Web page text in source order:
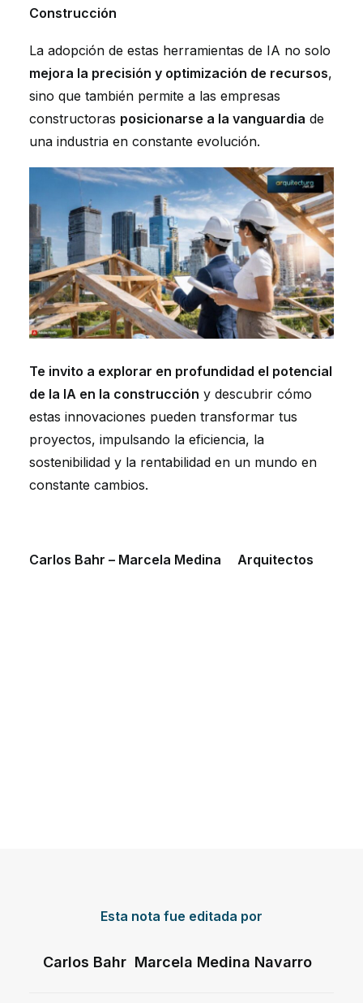
Construcción
La adopción de estas herramientas de IA no solo
mejora la precisión y optimización de recursos,
sino que también permite a las empresas
constructoras posicionarse a la vanguardia de
una industria en constante evolución.
Te invito a explorar en profundidad el potencial
de la IA en la construcción y descubrir cómo
estas innovaciones pueden transformar tus
proyectos, impulsando la eficiencia, la
sostenibilidad y la rentabilidad en un mundo en
constante cambios.
Carlos Bahr – Marcela Medina Arquitectos
Esta nota fue editada por
Carlos Bahr Marcela Medina Navarro